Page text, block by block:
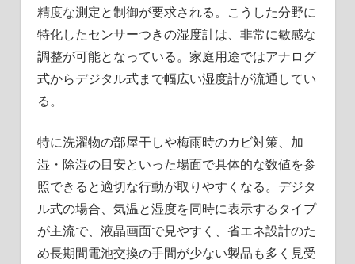
精度な測定と制御が要求される。こうした分野に
特化したセンサーつきの湿度計は、非常に敏感な
調整が可能となっている。家庭用途ではアナログ
式からデジタル式まで幅広い湿度計が流通してい
る。
特に洗濯物の部屋干しや梅雨時のカビ対策、加
湿・除湿の目安といった場面で具体的な数値を参
照できると適切な行動が取りやすくなる。デジタ
ル式の場合、気温と湿度を同時に表示するタイプ
が主流で、液晶画面で見やすく、省エネ設計のた
め長期間電池交換の手間が少ない製品も多く見受